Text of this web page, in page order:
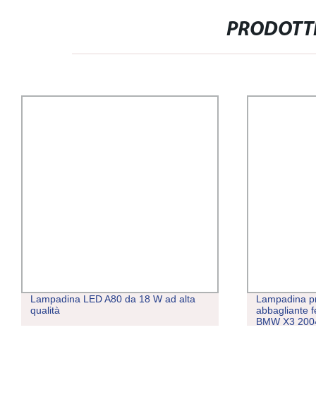
Lampadina LED A80 da 18 W ad alta
qualità
Lampadina
abbagliante
BMW X3